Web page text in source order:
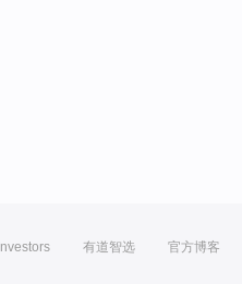
Investors 有道智选 官方博客